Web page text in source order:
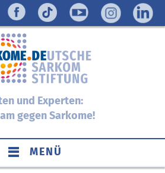
und Experten:
gegen Sarkome!
MENÜ